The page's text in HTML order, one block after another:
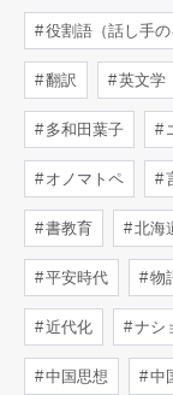
役割語（話し手の
翻訳 英文学
多和田葉子
オノマトペ
書教育 北海
平安時代 物
近代化 ナシ
中国思想 中